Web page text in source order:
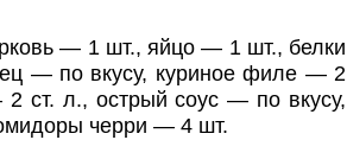
— 1 шт., яйцо — 1 шт., белки
— по вкусу, куриное филе — 2
ст. л., острый соус — по вкусу,
черри — 4 шт.